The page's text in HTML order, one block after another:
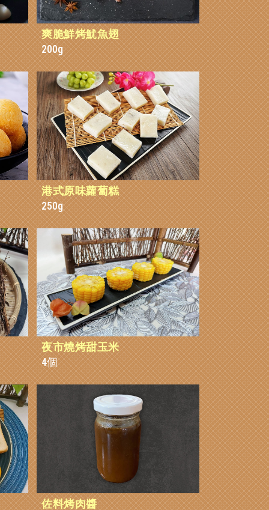
爽脆鮮烤魷魚翅
200g
港式原味蘿蔔糕
250g
夜市燒烤甜玉米
4個
佐料烤肉醬